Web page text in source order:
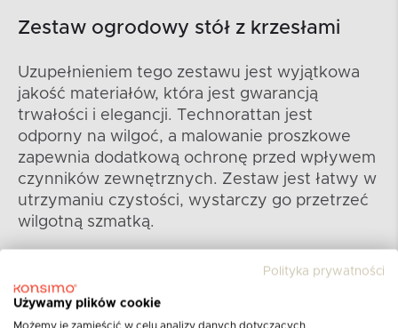
Zestaw ogrodowy stół z krzesłami
Uzupełnieniem tego zestawu jest wyjątkowa
jakość materiałów, która jest gwarancją
trwałości i elegancji. Technorattan jest
odporny na wilgoć, a malowanie proszkowe
zapewnia dodatkową ochronę przed wpływem
czynników zewnętrznych. Zestaw jest łatwy w
utrzymaniu czystości, wystarczy go przetrzeć
wilgotną szmatką.
Polityka prywatności
Używamy plików cookie
Możemy je zamieścić w celu analizy danych dotyczących